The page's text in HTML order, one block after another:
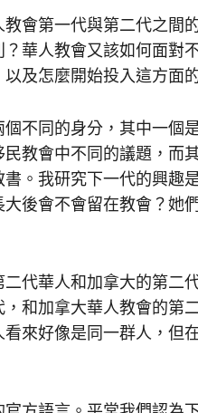
教會第一代與第二代之間
華人教會又該如何面對
及怎麼開始投入這方面
不同的身分，其中一個
教會中不同的議題，而
。我研究下一代的興趣
後會不會留在教會？她
代華人和加拿大的第二
和加拿大華人教會的第
來好像是同一群人，但